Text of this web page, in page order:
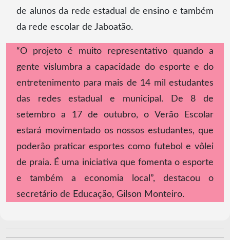
de alunos da rede estadual de ensino e também
da rede escolar de Jaboatão.
“O projeto é muito representativo quando a
gente vislumbra a capacidade do esporte e do
entretenimento para mais de 14 mil estudantes
das redes estadual e municipal. De 8 de
setembro a 17 de outubro, o Verão Escolar
estará movimentado os nossos estudantes, que
poderão praticar esportes como futebol e vôlei
de praia. É uma iniciativa que fomenta o esporte
e também a economia local”, destacou o
secretário de Educação, Gilson Monteiro.